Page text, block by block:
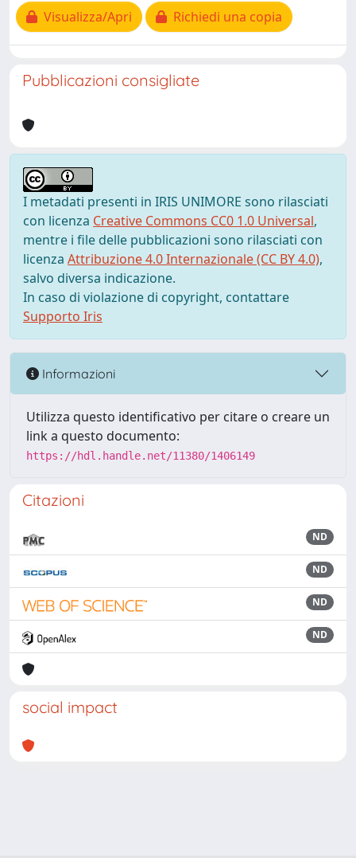
Visualizza/Apri
Richiedi una copia
Pubblicazioni consigliate
I metadati presenti in IRIS UNIMORE sono rilasciati
con licenza Creative Commons CC0 1.0 Universal,
mentre i file delle pubblicazioni sono rilasciati con
licenza Attribuzione 4.0 Internazionale (CC BY 4.0),
salvo diversa indicazione.
In caso di violazione di copyright, contattare
Supporto Iris
Informazioni
Utilizza questo identificativo per citare o creare un
link a questo documento:
https://hdl.handle.net/11380/1406149
Citazioni
ND
ND
ND
ND
social impact